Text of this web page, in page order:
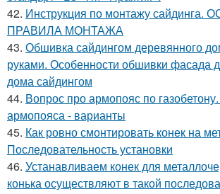
42. Инструкция по монтажу
ПРАВИЛА МОНТАЖА
43. Обшивка сайдингом деревянного
руками. Особенности обшивки фасада
дома сайдингом
44. Вопрос про армопояс по
армопояса - варианты
45. Как ровно смонтировать конек на
Последовательность установки
46. Устанавливаем конек для
конька осуществляют в такой